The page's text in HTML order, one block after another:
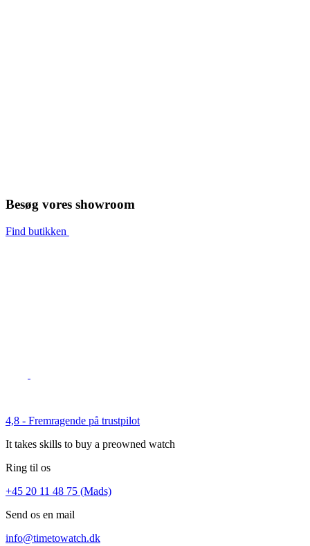
Besøg vores showroom
Find butikken
4,8 - Fremragende på trustpilot
It takes skills to buy a preowned watch
Ring til os
+45 20 11 48 75 (Mads)
Send os en mail
info@timetowatch.dk